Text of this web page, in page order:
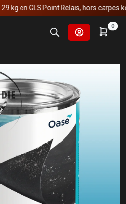
en GLS Point Relais, hors carpes koï)
0
pour les bassins
Accessoires de collage